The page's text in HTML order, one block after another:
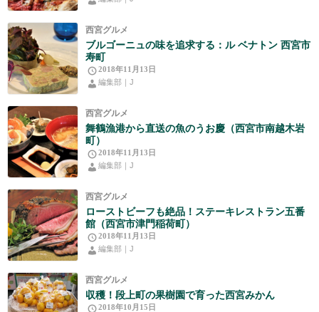
西宮グルメ
ブルゴーニュの味を追求する：ル ベナトン 西宮市
寿町
2018年11月13日
編集部｜J
西宮グルメ
舞鶴漁港から直送の魚のうお慶（西宮市南越木岩
町）
2018年11月13日
編集部｜J
西宮グルメ
ローストビーフも絶品！ステーキレストラン五番
館（西宮市津門稲荷町）
2018年11月13日
編集部｜J
西宮グルメ
収穫！段上町の果樹園で育った西宮みかん
2018年10月15日